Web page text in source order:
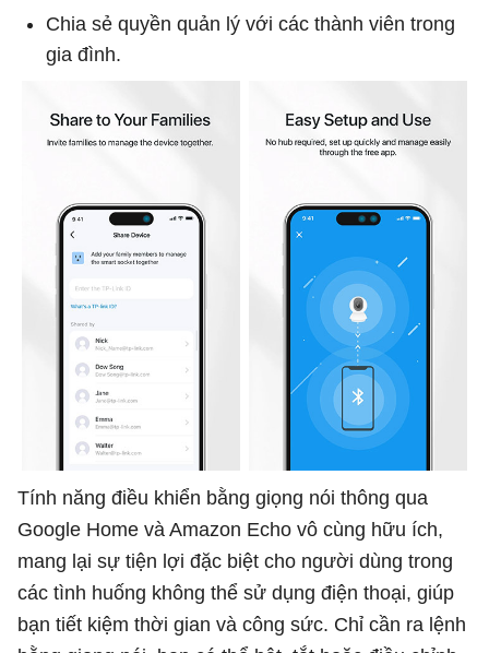
Chia sẻ quyền quản lý với các thành viên trong
gia đình.
Tính năng điều khiển bằng giọng nói thông qua
Google Home và Amazon Echo vô cùng hữu ích,
mang lại sự tiện lợi đặc biệt cho người dùng trong
các tình huống không thể sử dụng điện thoại, giúp
bạn tiết kiệm thời gian và công sức. Chỉ cần ra lệnh